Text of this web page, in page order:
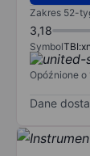
Zakres 52-
3,18
Symbol
Opóźnione o
Dane